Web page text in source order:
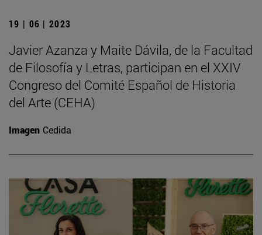
19 | 06 | 2023
Javier Azanza y Maite Dávila, de la Facultad
de Filosofía y Letras, participan en el XXIV
Congreso del Comité Español de Historia
del Arte (CEHA)
Imagen Cedida